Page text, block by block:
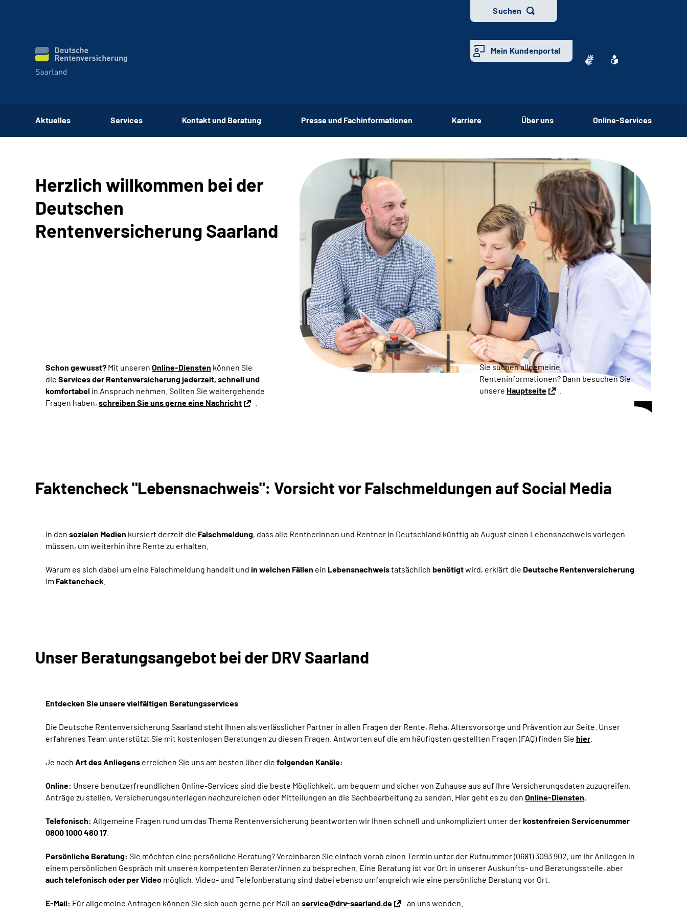
Suchen
Mein Kundenportal
Aktuelles Services Kontakt und Beratung Presse und Fachinformationen Karriere Über uns Online-Services
Herzlich willkommen bei der
Deutschen
Rentenversicherung Saarland
Schon gewusst? Mit unseren Online-Diensten können Sie
die Services der Rentenversicherung jederzeit, schnell und
komfortabel in Anspruch nehmen. Sollten Sie weitergehende
Fragen haben, schreiben Sie uns gerne eine Nachricht
Sie suchen allgemeine
Renteninformationen? Dann besuchen Sie
unsere Hauptseite
Faktencheck "Lebensnachweis": Vorsicht vor Falschmeldungen auf Social Media
In den sozialen Medien kursiert derzeit die Falschmeldung, dass alle Rentnerinnen und Rentner in Deutschland künftig ab August einen Lebensnachweis vorlegen
müssen, um weiterhin ihre Rente zu erhalten.
Warum es sich dabei um eine Falschmeldung handelt und in welchen Fällen ein Lebensnachweistatsächlich benötigtwird, erklärt die Deutsche Rentenversicherung
im Faktencheck
Unser Beratungsangebot bei der DRV Saarland
Entdecken Sie unsere vielfältigen Beratungsservices
Die Deutsche Rentenversicherung Saarland steht Ihnen als verlässlicher Partner in allen Fragen der Rente, Reha, Altersvorsorge und Prävention zur Seite. Unser
erfahrenes Team unterstützt Sie mit kostenlosen Beratungen zu diesen Fragen. Antworten auf die am häufigsten gestellten Fragen (FAQ) finden Sie hier
Je nach Art des Anliegens erreichen Sie uns am besten über die folgenden Kanäle:
Online: Unsere benutzerfreundlichen Online-Services sind die beste Möglichkeit, um bequem und sicher von Zuhause aus auf Ihre Versicherungsdaten zuzugreifen,
Anträge zu stellen, Versicherungsunterlagen nachzureichen oder Mitteilungen an die Sachbearbeitung zu senden. Hier geht es zu den Online-Diensten.
Telefonisch: Allgemeine Fragen rund um das Thema Rentenversicherung beantworten wir Ihnen schnell und unkompliziert unter derkostenfreien Servicenummer
0800 1000 480 17
Persönliche Beratung: Sie möchten eine persönliche Beratung? Vereinbaren Sie einfach vorab einen Termin unter der Rufnummer (0681) 3093 902, um Ihr Anliegen in
einem persönlichen Gespräch mit unseren kompetenten Berater/innen zu besprechen. Eine Beratung ist vor Ort in unserer Auskunfts- und Beratungsstelle, aber
auch telefonisch oder per Video möglich. Video- und Telefonberatung sind dabei ebenso umfangreich wie eine persönliche Beratung vor Ort.
E-Mail: Für allgemeine Anfragen können Sie sich auch gerne per Mail an service@drv-saarland.de an uns wenden.